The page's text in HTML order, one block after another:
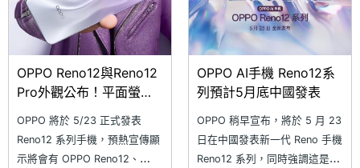
OPPO Reno12與Reno12
Pro外觀公布！平面螢幕
搭配四等深微曲面
OPPO 將於 5/23 正式發表
Reno12 系列手機，預熱宣傳顯
示將會有 OPPO Reno12、
OPPO AI手機 Reno12系
列預計5月底中國發表
OPPO 稍早宣布，將於 5 月 23
日在中國發表新一代 Reno 手機
Reno12 系列，同時強調這是